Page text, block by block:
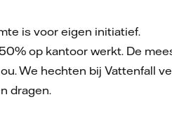
is voor eigen initiatief.
op kantoor werkt. De
We hechten bij Vattenfall
dragen.